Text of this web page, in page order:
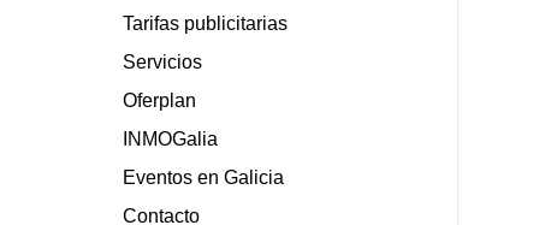
Tarifas publicitarias
Servicios
Oferplan
INMOGalia
Eventos en Galicia
Contacto